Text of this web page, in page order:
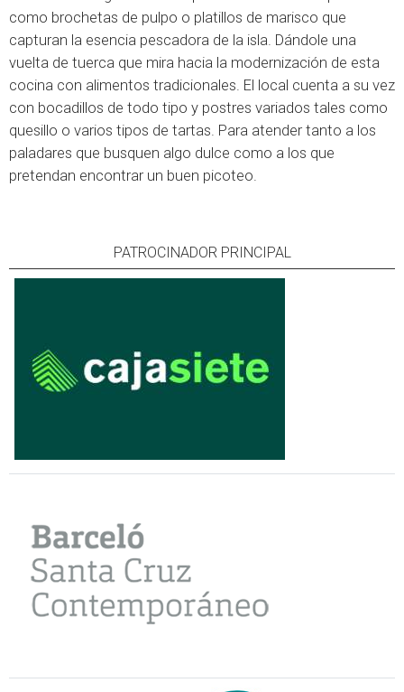
como brochetas de pulpo o platillos de marisco que
capturan la esencia pescadora de la isla. Dándole una
vuelta de tuerca que mira hacia la modernización de esta
cocina con alimentos tradicionales. El local cuenta a su vez
con bocadillos de todo tipo y postres variados tales como
quesillo o varios tipos de tartas. Para atender tanto a los
paladares que busquen algo dulce como a los que
pretendan encontrar un buen picoteo.
PATROCINADOR PRINCIPAL